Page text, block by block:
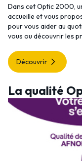
Dans cet Optic 2000,
accueille et vous
pour vous aider au
vous ou découvrir les
Découvrir
La qualité